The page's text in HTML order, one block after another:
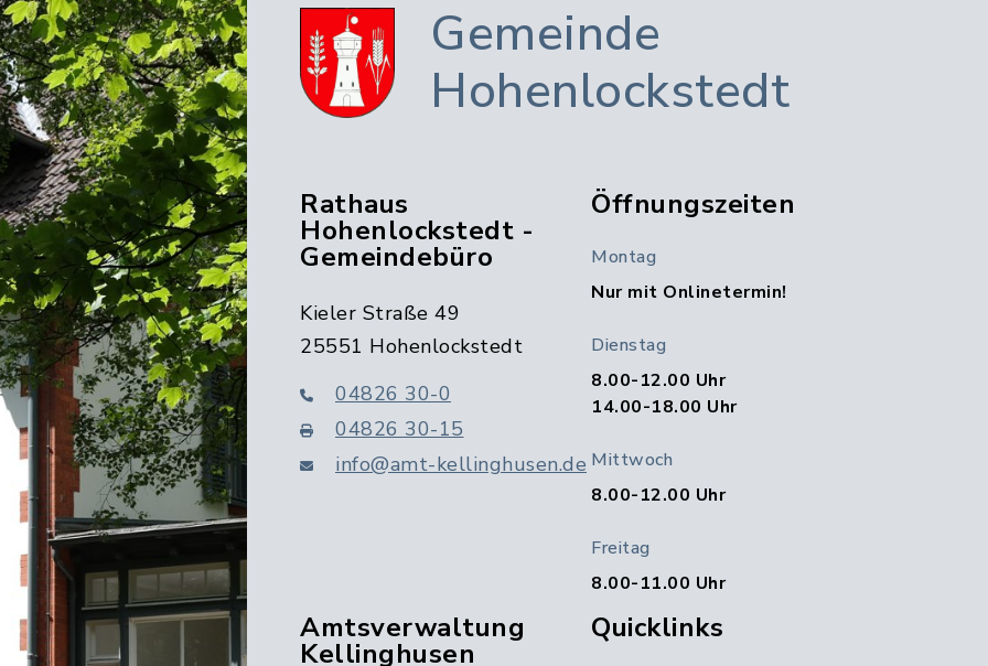
Gemeinde
Hohenlockstedt
Rathaus
Hohenlockstedt -
Gemeindebüro
Kieler Straße 49
25551 Hohenlockstedt
04826 30-0
04826 30-15
info@amt-kellinghusen.de
Öffnungszeiten
Montag
Nur mit Onlinetermin!
Dienstag
8.00-12.00 Uhr
14.00-18.00 Uhr
Mittwoch
8.00-12.00 Uhr
Freitag
8.00-11.00 Uhr
Amtsverwaltung
Kellinghusen
Quicklinks